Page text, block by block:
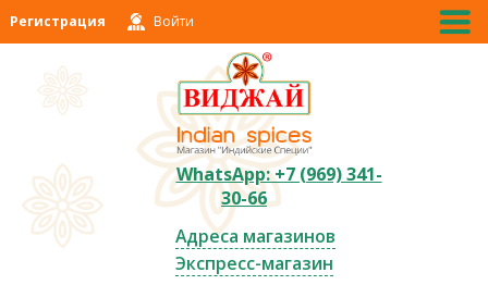
Регистрация Войти
WhatsApp: +7 (969) 341-
30-66
Адреса магазинов
Экспресс-магазин